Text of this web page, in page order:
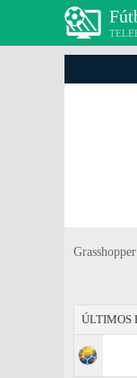
ÚLTIMOS